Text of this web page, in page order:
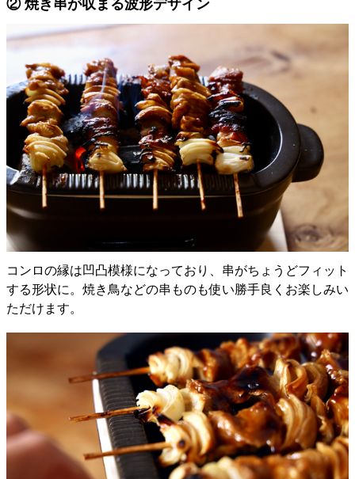
② 焼き串が収まる波形デザイン
コンロの縁は凹凸模様になっており、串がちょうどフィット
する形状に。焼き鳥などの串ものも使い勝手良くお楽しみい
ただけます。